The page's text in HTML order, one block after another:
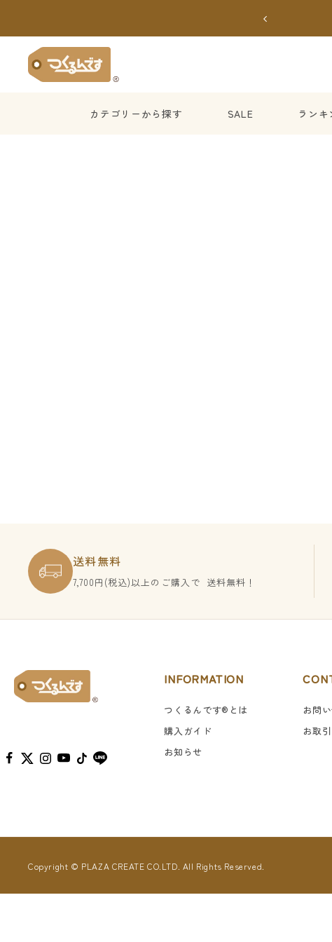
戻
る
つ
く
カテゴリーから探す SALE ランキ
送料無料
7,700円(税込)以上のご購入で 送料無料！
INFORMATION
つくるんです®︎とは
購入ガイド
お知らせ
お問
お取
Copyright © PLAZA CREATE CO.LTD. All Rights Reserved.